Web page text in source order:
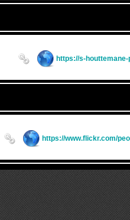
https://s-
https://www.flickr.com/